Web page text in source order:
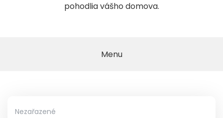
pohodlia vášho domova.
Menu
Nezařazené